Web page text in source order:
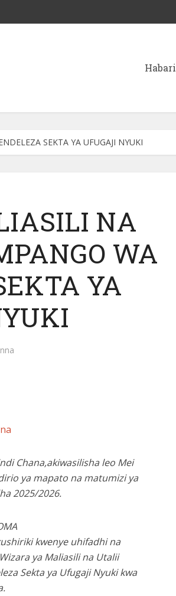
Habari
SEKTA YA UFUGAJI NYUKI
NA
WA
YA
Chana,akiwasilisha leo Mei
ya mapato na matumizi ya
2025/2026.
kwenye uhifadhi na
ya Maliasili na Utalii
Sekta ya Ufugaji Nyuki kwa